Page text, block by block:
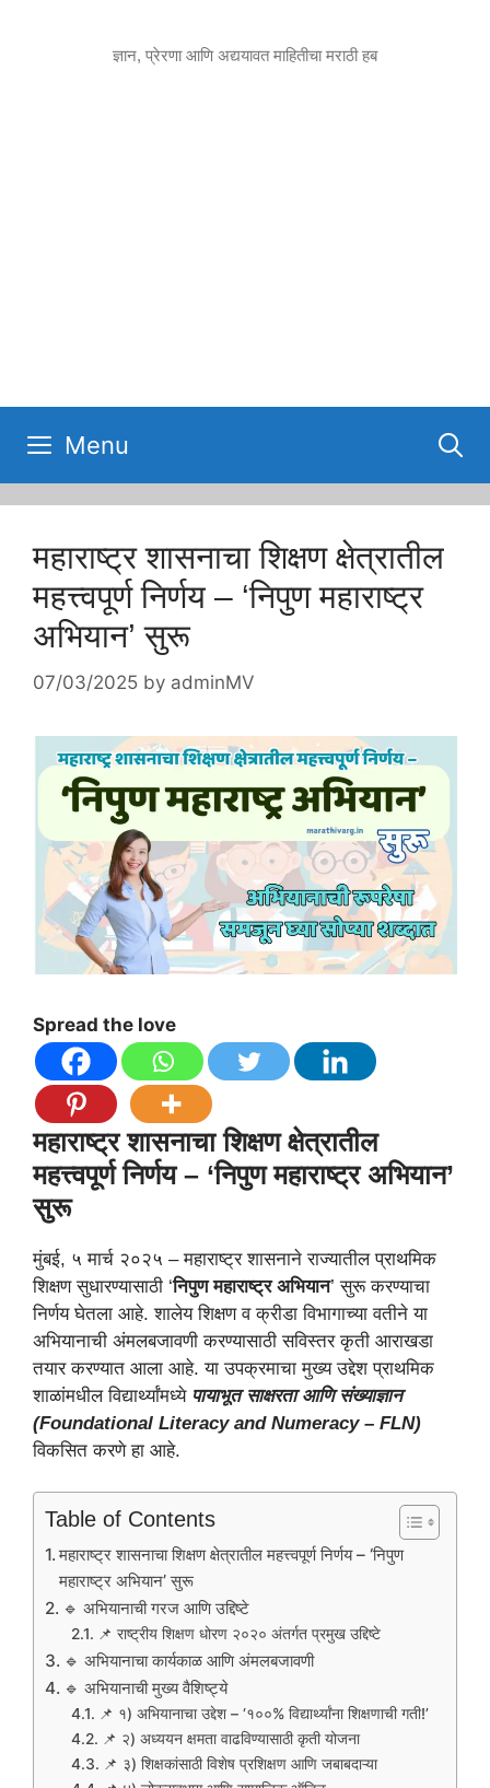
ज्ञान, प्रेरणा आणि अद्ययावत माहितीचा मराठी हब
Menu
महाराष्ट्र शासनाचा शिक्षण क्षेत्रातील
महत्त्वपूर्ण निर्णय – ‘निपुण महाराष्ट्र
अभियान’ सुरू
07/03/2025 by adminMV
Spread the love
महाराष्ट्र शासनाचा शिक्षण क्षेत्रातील
महत्त्वपूर्ण निर्णय – ‘निपुण महाराष्ट्र अभियान’
सुरू
मुंबई, ५ मार्च २०२५ – महाराष्ट्र शासनाने राज्यातील प्राथमिक
शिक्षण सुधारण्यासाठी ‘निपुण महाराष्ट्र अभियान’ सुरू करण्याचा
निर्णय घेतला आहे. शालेय शिक्षण व क्रीडा विभागाच्या वतीने या
अभियानाची अंमलबजावणी करण्यासाठी सविस्तर कृती आराखडा
तयार करण्यात आला आहे. या उपक्रमाचा मुख्य उद्देश प्राथमिक
शाळांमधील विद्यार्थ्यांमध्ये पायाभूत साक्षरता आणि संख्याज्ञान
(Foundational Literacy and Numeracy – FLN)
विकसित करणे हा आहे.
Table of Contents
महाराष्ट्र शासनाचा शिक्षण क्षेत्रातील महत्त्वपूर्ण निर्णय – ‘निपुण
महाराष्ट्र अभियान’ सुरू
🔹 अभियानाची गरज आणि उद्दिष्टे
📌 राष्ट्रीय शिक्षण धोरण २०२० अंतर्गत प्रमुख उद्दिष्टे
🔹 अभियानाचा कार्यकाळ आणि अंमलबजावणी
🔹 अभियानाची मुख्य वैशिष्ट्ये
📌 १) अभियानाचा उद्देश – ‘१००% विद्यार्थ्यांना शिक्षणाची गती!’
📌 २) अध्ययन क्षमता वाढविण्यासाठी कृती योजना
📌 ३) शिक्षकांसाठी विशेष प्रशिक्षण आणि जबाबदाऱ्या